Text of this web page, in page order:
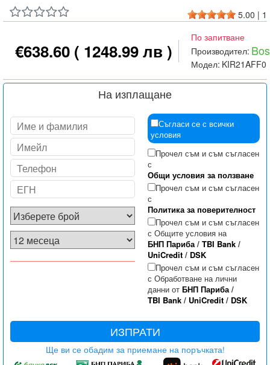
5.00 | 1
€638.60 ( 1248.99 лв )
По запитване
Производител:
Модел: KIR21AFF0
На изплащане
Съгласи се с всички
условия
Прочел съм и съм съгласен
с
Общи условия за ползване
Прочел съм и съм съгласен
с
Политика за поверителност
Прочел съм и съм съгласен
с Общите условия на
БНП Париба/ TBI Bank/
UniCredit/ DSK
Прочел съм и съм съгласен
с Обработване на лични
данни от БНП Париба/
TBI Bank/ UniCredit/ DSK
ИЗПРАТИ
Ще ви се обадим за приемане на поръчката!